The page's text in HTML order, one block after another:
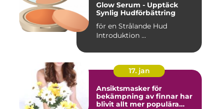
Glow Serum - Upptäck
Synlig Hudförbättring
för en Strålande Hud
Introduktion ...
17. jan
Ansiktsmasker för
bekämpning av finnar har
blivit allt mer populära